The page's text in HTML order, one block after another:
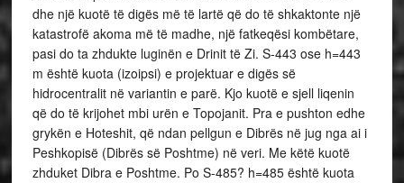
dhe një kuotë të digës më të lartë që do të shkaktonte një
katastrofë akoma më të madhe, një fatkeqësi kombëtare,
pasi do ta zhdukte luginën e Drinit të Zi. S-443 ose h=443
m është kuota (izoipsi) e projektuar e digës së
hidrocentralit në variantin e parë. Kjo kuotë e sjell liqenin
që do të krijohet mbi urën e Topojanit. Pra e pushton edhe
grykën e Hoteshit, që ndan pellgun e Dibrës në jug nga ai i
Peshkopisë (Dibrës së Poshtme) në veri. Me këtë kuotë
zhduket Dibra e Poshtme. Po S-485? h=485 është kuota